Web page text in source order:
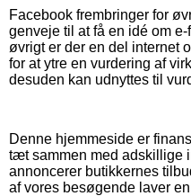
Facebook frembringer for
genveje til at få en idé om e-
øvrigt er der en del internet
for at ytre en vurdering af
desuden kan udnyttes til
Denne hjemmeside er
tæt sammen med adskillige
annoncerer butikkernes
af vores besøgende laver